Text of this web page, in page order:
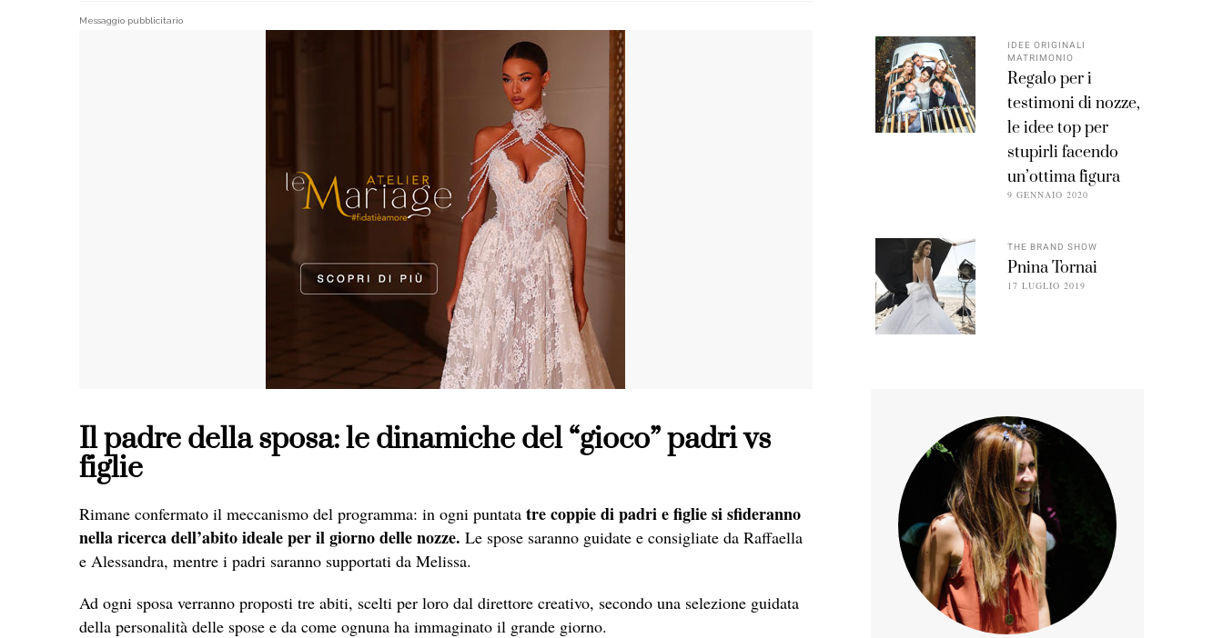
Messaggio pubblicitario
Il padre della sposa: le dinamiche del “gioco” padri vs
figlie
Rimane confermato il meccanismo del programma: in ogni puntata tre coppie di padri e figlie si sfideranno
nella ricerca dell’abito ideale per il giorno delle nozze. Le spose saranno guidate e consigliate da Raffaella
e Alessandra, mentre i padri saranno supportati da Melissa.
Ad ogni sposa verranno proposti tre abiti, scelti per loro dal direttore creativo, secondo una selezione guidata
della personalità delle spose e da come ognuna ha immaginato il grande giorno.
IDEE ORIGINALI
MATRIMONIO
Regalo per i
testimoni di nozze,
le idee top per
stupirli facendo
un’ottima figura
9 GENNAIO 2020
THE BRAND SHOW
Pnina Tornai
17 LUGLIO 2019